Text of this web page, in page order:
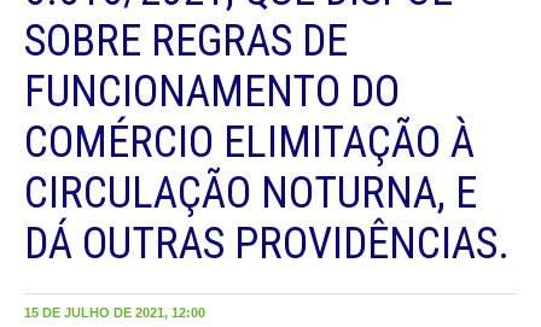
SOBRE REGRAS DE
FUNCIONAMENTO DO
COMÉRCIO ELIMITAÇÃO À
CIRCULAÇÃO NOTURNA, E
DÁ OUTRAS PROVIDÊNCIAS.
15 DE JULHO DE 2021, 12:00